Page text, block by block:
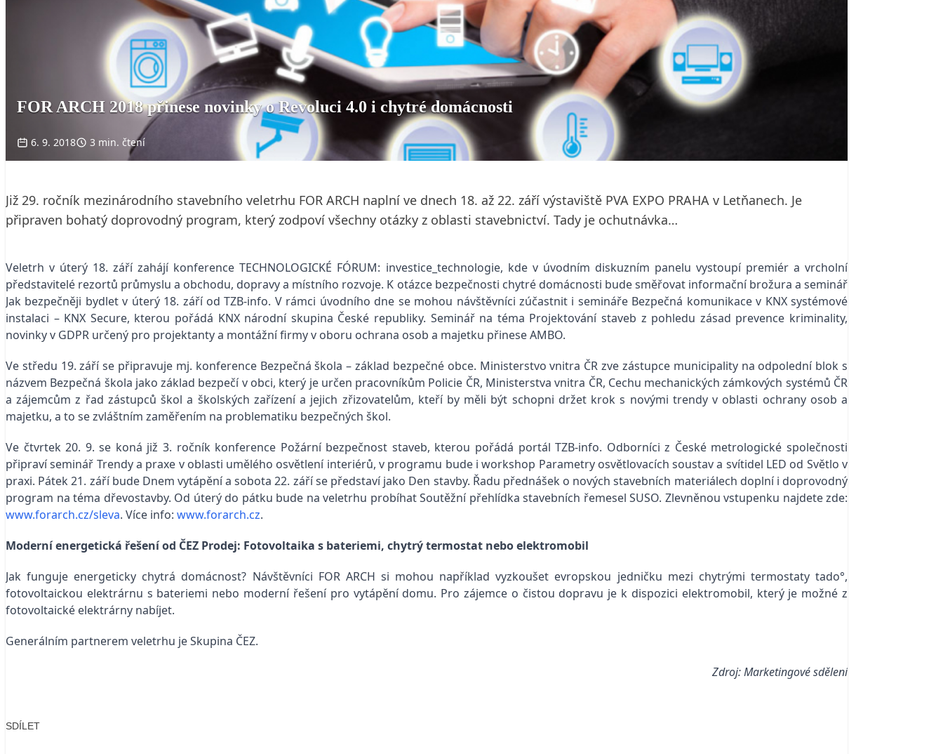
FOR ARCH 2018 přinese novinky o Revoluci 4.0 i chytré domácnosti
6. 9. 2018 3 min. čtení
Již 29. ročník mezinárodního stavebního veletrhu FOR ARCH naplní ve dnech 18. až 22. září výstaviště PVA EXPO PRAHA v Letňanech. Je
připraven bohatý doprovodný program, který zodpoví všechny otázky z oblasti stavebnictví. Tady je ochutnávka…
Veletrh v úterý 18. září zahájí konference TECHNOLOGICKÉ FÓRUM: investice_technologie, kde v úvodním diskuzním panelu vystoupí premiér a vrcholní
představitelé rezortů průmyslu a obchodu, dopravy a místního rozvoje. K otázce bezpečnosti chytré domácnosti bude směřovat informační brožura a seminář
Jak bezpečněji bydlet v úterý 18. září od TZB-info. V rámci úvodního dne se mohou návštěvníci zúčastnit i semináře Bezpečná komunikace v KNX systémové
instalaci – KNX Secure, kterou pořádá KNX národní skupina České republiky. Seminář na téma Projektování staveb z pohledu zásad prevence kriminality,
novinky v GDPR určený pro projektanty a montážní firmy v oboru ochrana osob a majetku přinese AMBO.
Ve středu 19. září se připravuje mj. konference Bezpečná škola – základ bezpečné obce. Ministerstvo vnitra ČR zve zástupce municipality na odpolední blok s
názvem Bezpečná škola jako základ bezpečí v obci, který je určen pracovníkům Policie ČR, Ministerstva vnitra ČR, Cechu mechanických zámkových systémů ČR
a zájemcům z řad zástupců škol a školských zařízení a jejich zřizovatelům, kteří by měli být schopni držet krok s novými trendy v oblasti ochrany osob a
majetku, a to se zvláštním zaměřením na problematiku bezpečných škol.
Ve čtvrtek 20. 9. se koná již 3. ročník konference Požární bezpečnost staveb, kterou pořádá portál TZB-info. Odborníci z České metrologické společnosti
připraví seminář Trendy a praxe v oblasti umělého osvětlení interiérů, v programu bude i workshop Parametry osvětlovacích soustav a svítidel LED od Světlo v
praxi. Pátek 21. září bude Dnem vytápění a sobota 22. září se představí jako Den stavby. Řadu přednášek o nových stavebních materiálech doplní i doprovodný
program na téma dřevostavby. Od úterý do pátku bude na veletrhu probíhat Soutěžní přehlídka stavebních řemesel SUSO. Zlevněnou vstupenku najdete zde:
www.forarch.cz/sleva. Více info: www.forarch.cz.
Moderní energetická řešení od ČEZ Prodej: Fotovoltaika s bateriemi, chytrý termostat nebo elektromobil
Jak funguje energeticky chytrá domácnost? Návštěvníci FOR ARCH si mohou například vyzkoušet evropskou jedničku mezi chytrými termostaty tado°,
fotovoltaickou elektrárnu s bateriemi nebo moderní řešení pro vytápění domu. Pro zájemce o čistou dopravu je k dispozici elektromobil, který je možné z
fotovoltaické elektrárny nabíjet.
Generálním partnerem veletrhu je Skupina ČEZ.
Zdroj: Marketingové sdělení
SDÍLET